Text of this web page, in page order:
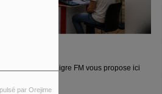
par Orejime
baladeurs Aligre FM vous propose ici